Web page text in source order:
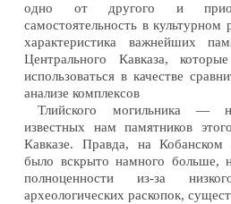
одно от другого и
самостоятельность в культурном
характеристика важнейших
Центрального Кавказа,
использоваться в качестве
анализе комплексов
Тлийского могильника —
известных нам памятников
Кавказе. Правда, на Кобанском
было вскрыто намного больше,
полноценности из-за
археологических раскопок,